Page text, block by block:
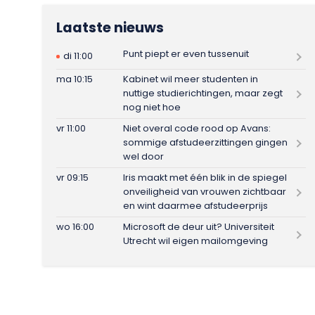
Laatste nieuws
di 11:00
Punt piept er even tussenuit
ma 10:15
Kabinet wil meer studenten in
nuttige studierichtingen, maar zegt
nog niet hoe
vr 11:00
Niet overal code rood op Avans:
sommige afstudeerzittingen gingen
wel door
vr 09:15
Iris maakt met één blik in de spiegel
onveiligheid van vrouwen zichtbaar
en wint daarmee afstudeerprijs
wo 16:00
Microsoft de deur uit? Universiteit
Utrecht wil eigen mailomgeving